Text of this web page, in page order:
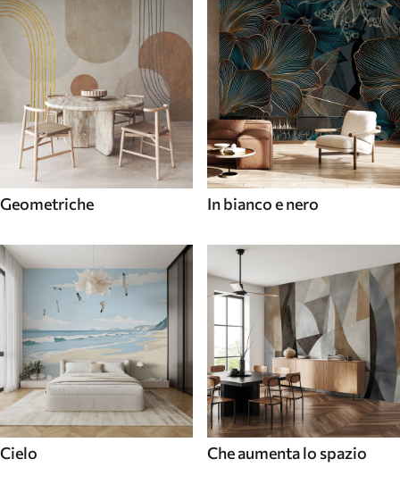
Geometriche In bianco e nero
Cielo Che aumenta lo spazio